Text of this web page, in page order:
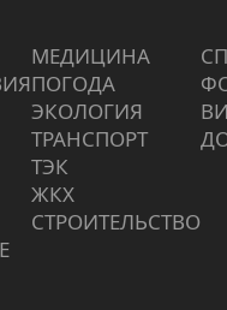
МЕДИЦИНА
ПОГОДА
ЭКОЛОГИЯ
ТРАНСПОРТ
ТЭК
ЖКХ
СТРОИТЕЛЬСТВО